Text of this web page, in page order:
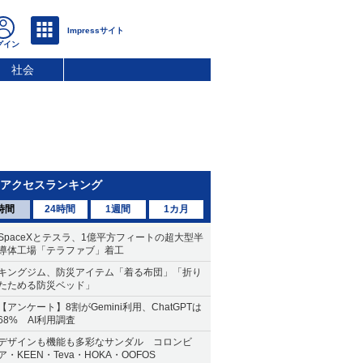
社会
アクセスランキング
間 24時間 1週間 1カ月
とテスラ、1億平方フィートの超大型半
体工場「テラファブ」着工
ングジム、防災アイテム「着る布団」「折り
ためる防災ベッド」
アンケート】8割がGemini利用、ChatGPTは
AI利用調査
ザインも機能も多彩なサンダル コロンビ
・KEEN・Teva・HOKA・OOFOS